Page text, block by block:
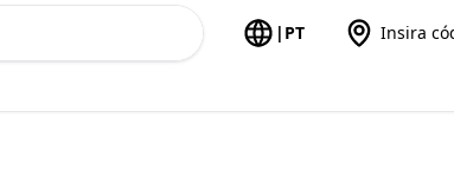
| PT Insira